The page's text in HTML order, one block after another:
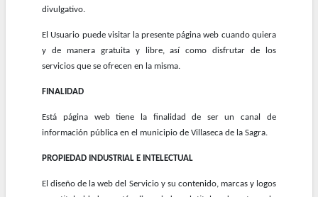
divulgativo.
El Usuario puede visitar la presente página web cuando quiera
y de manera gratuita y libre, así como disfrutar de los
servicios que se ofrecen en la misma.
FINALIDAD
Está página web tiene la finalidad de ser un canal de
información pública en el municipio de Villaseca de la Sagra.
PROPIEDAD INDUSTRIAL E INTELECTUAL
El diseño de la web del Servicio y su contenido, marcas y logos